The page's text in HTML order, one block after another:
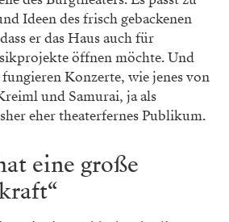
Ideen des frisch gebackenen
er das Haus auch für
öffnen möchte. Und
Konzerte, wie jenes von
und Samurai, ja als
eher theaterfernes Publikum.
eine große